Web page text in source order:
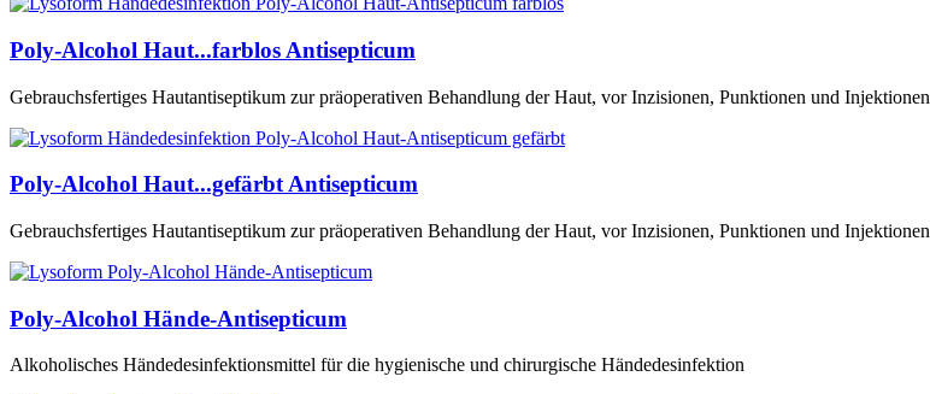
Poly-Alcohol Haut...farblos Antisepticum
Gebrauchsfertiges Hautantiseptikum zur präoperativen Behandlung der Haut, vor Inzisionen, Punktionen und Injektionen
Poly-Alcohol Haut...gefärbt Antisepticum
Gebrauchsfertiges Hautantiseptikum zur präoperativen Behandlung der Haut, vor Inzisionen, Punktionen und Injektionen
Poly-Alcohol Hände-Antisepticum
Alkoholisches Händedesinfektionsmittel für die hygienische und chirurgische Händedesinfektion